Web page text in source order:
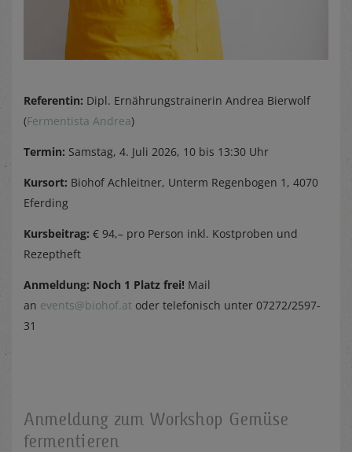
Referentin: Dipl. Ernährungstrainerin Andrea Bierwolf
(Fermentista Andrea)
Termin: Samstag, 4. Juli 2026, 10 bis 13:30 Uhr
Kursort: Biohof Achleitner, Unterm Regenbogen 1, 4070
Eferding
Kursbeitrag: € 94,– pro Person inkl. Kostproben und
Rezeptheft
Anmeldung: Noch 1 Platz frei! Mail
an events@biohof.at oder telefonisch unter 07272/2597-
31
Anmeldung zum Workshop Gemüse
fermentieren